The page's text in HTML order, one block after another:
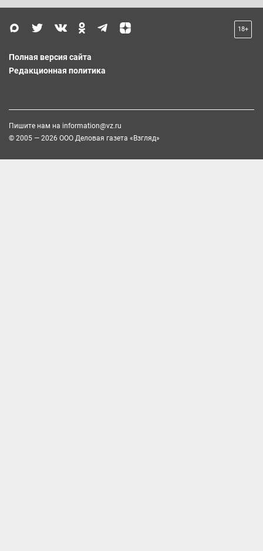
18+
Полная версия сайта
Редакционная политика
Пишите нам на information@vz.ru
© 2005 — 2026 ООО Деловая газета «Взгляд»